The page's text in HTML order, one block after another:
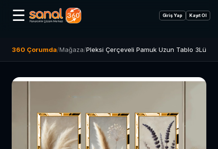
☰ Giriş Yap Kayıt Ol
360 Çorumda/Mağaza/Pleksi Çerçeveli Pamuk Uzun Tablo 3Lü